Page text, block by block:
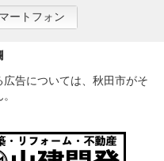
ートフォン
告については、秋田市がそ